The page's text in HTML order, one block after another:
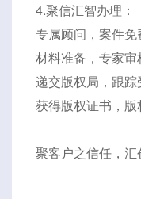
4.聚信汇智办理：
专属顾问，案件
材料准备，专家
递交版权局，跟
获得版权证书，
聚客户之信任，汇